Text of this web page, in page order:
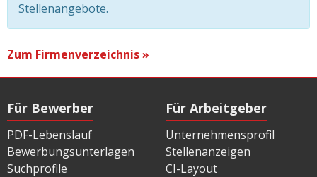
Stellenangebote.
Zum Firmenverzeichnis »
Für Bewerber
PDF-Lebenslauf
Bewerbungsunterlagen
Suchprofile
Für Arbeitgeber
Unternehmensprofil
Stellenanzeigen
CI-Layout